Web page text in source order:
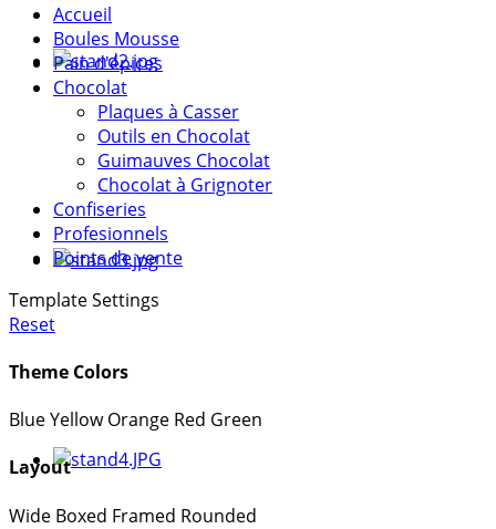
Accueil
Boules Mousse
Pain d'épices
Chocolat
Plaques à Casser
Outils en Chocolat
Guimauves Chocolat
Chocolat à Grignoter
Confiseries
Profesionnels
Points de vente
Template Settings
Reset
Theme Colors
BlueYellow Orange Red Green
Layout
Wide Boxed Framed Rounded